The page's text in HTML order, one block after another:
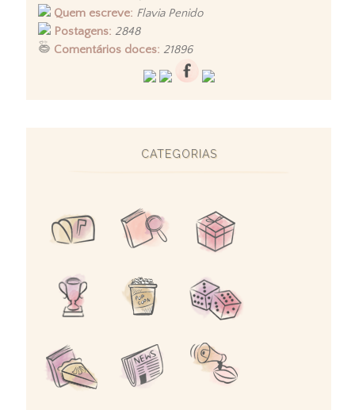
Quem escreve: Flavia Penido
Postagens: 2848
Comentários doces: 21896
CATEGORIAS